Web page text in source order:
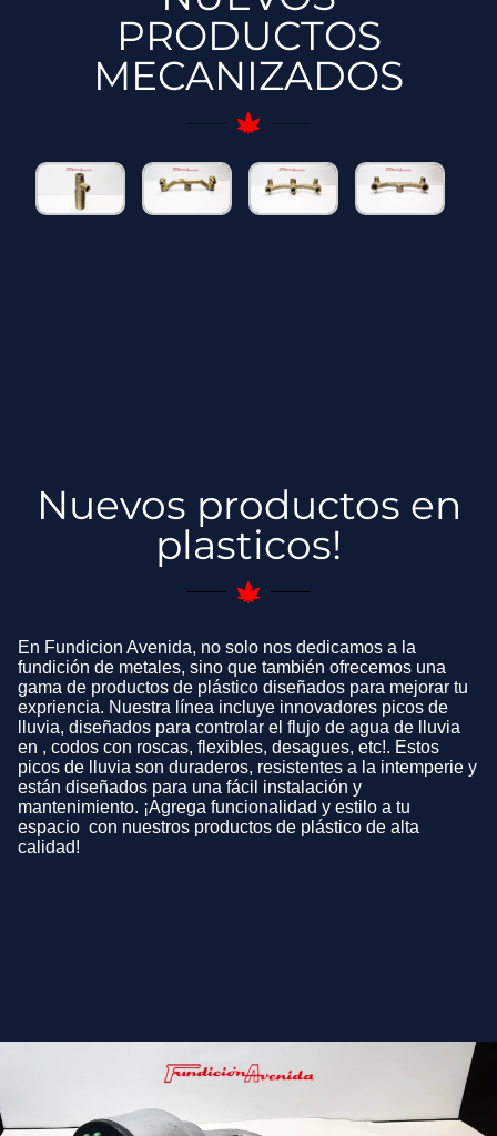
PRODUCTOS
MECANIZADOS
Nuevos productos en
plasticos!
En Fundicion Avenida, no solo nos dedicamos a la
fundición de metales, sino que también ofrecemos una
gama de productos de plástico diseñados para mejorar tu
expriencia. Nuestra línea incluye innovadores picos de
lluvia, diseñados para controlar el flujo de agua de lluvia
en , codos con roscas, flexibles, desagues, etc!. Estos
picos de lluvia son duraderos, resistentes a la intemperie y
están diseñados para una fácil instalación y
mantenimiento. ¡Agrega funcionalidad y estilo a tu
espacio con nuestros productos de plástico de alta
calidad!